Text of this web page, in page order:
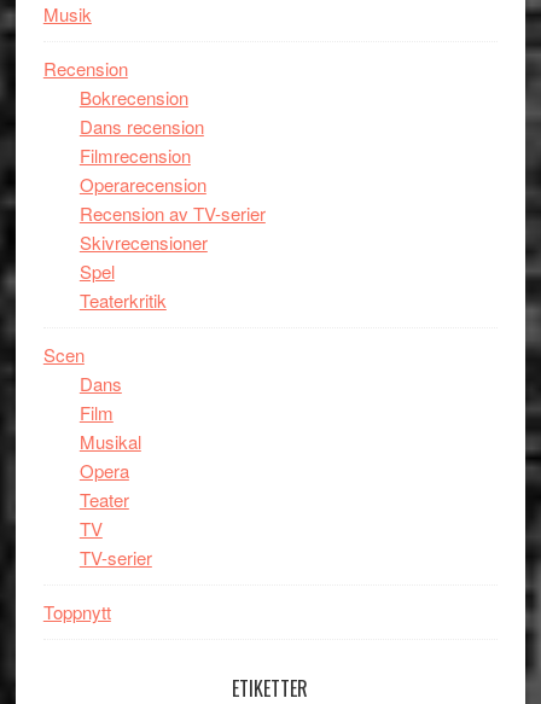
Musik
Recension
Bokrecension
Dans recension
Filmrecension
Operarecension
Recension av TV-serier
Skivrecensioner
Spel
Teaterkritik
Scen
Dans
Film
Musikal
Opera
Teater
TV
TV-serier
Toppnytt
ETIKETTER